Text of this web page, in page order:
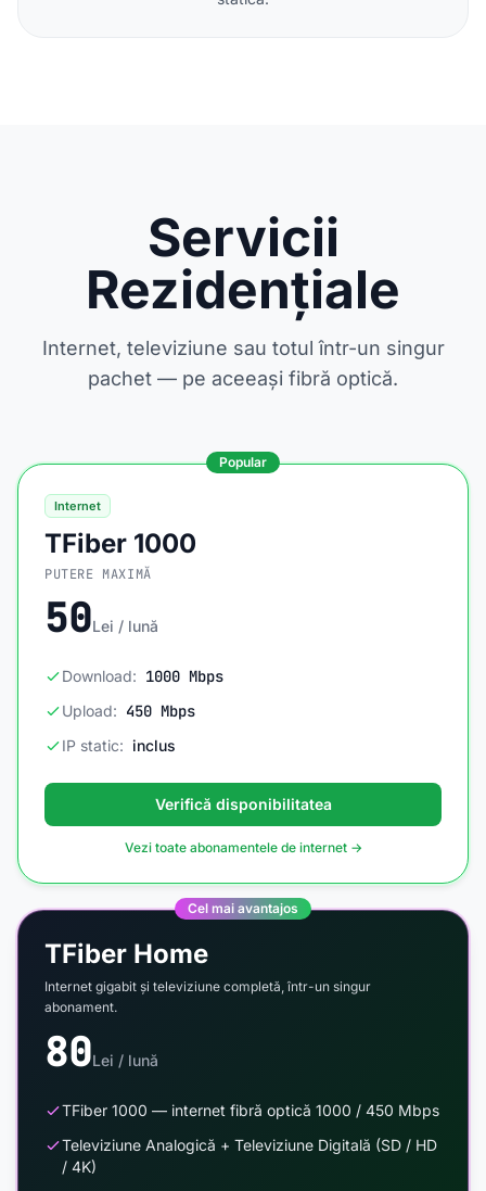
Servicii
Rezidențiale
Internet, televiziune sau totul într-un singur
pachet — pe aceeași fibră optică.
Popular
Internet
TFiber 1000
PUTERE MAXIMĂ
50Lei / lună
Download: 1000 Mbps
Upload: 450 Mbps
IP static: inclus
Verifică disponibilitatea
Vezi toate abonamentele de internet →
Cel mai avantajos
TFiber Home
Internet gigabit și televiziune completă, într-un singur
abonament.
80Lei / lună
TFiber 1000 — internet fibră optică 1000 / 450 Mbps
Televiziune Analogică + Televiziune Digitală (SD / HD
/ 4K)